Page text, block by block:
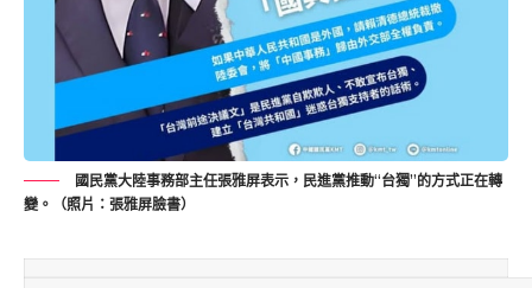
國民黨大陸事務部主任張雅屏表示，民進黨推動“台獨”的方式正在轉
變。（照片：張雅屏臉書）